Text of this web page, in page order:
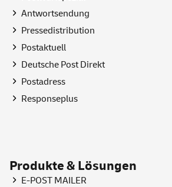
Antwortsendung
Pressedistribution
Postaktuell
Deutsche Post Direkt
Postadress
Responseplus
Produkte & Lösungen
E-POST MAILER